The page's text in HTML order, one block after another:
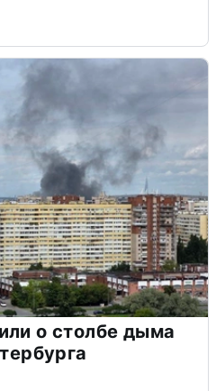
о столбе дыма